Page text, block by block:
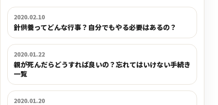
2020.02.10
針供養ってどんな行事？自分でもやる必要はあるの？
2020.01.22
親が死んだらどうすれば良いの？忘れてはいけない手続き
一覧
2020.01.20